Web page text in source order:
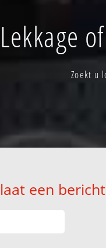
Lekkage
Zoekt u
een